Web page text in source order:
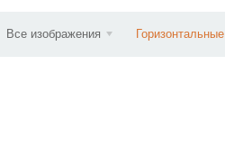
Все изображения Горизонтальные